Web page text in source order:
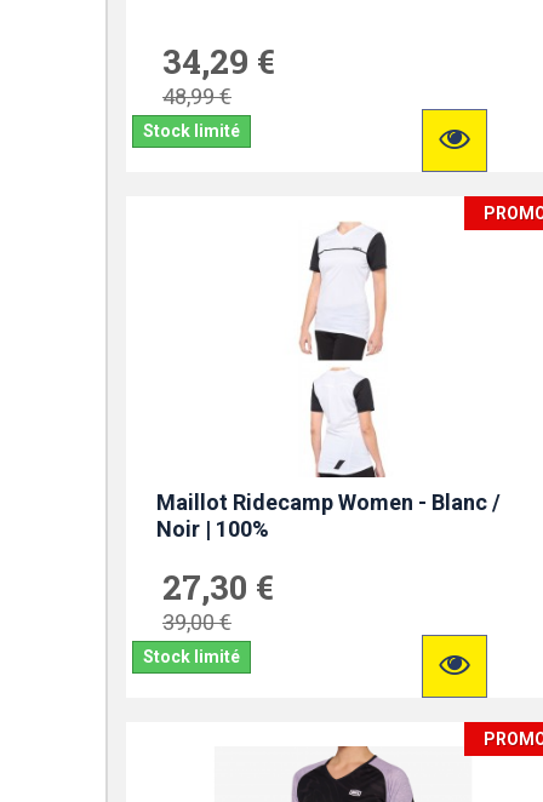
34,29 €
48,99 €
Stock limité
Maillot Ridecamp Women - Blanc /
Noir | 100%
27,30 €
39,00 €
Stock limité